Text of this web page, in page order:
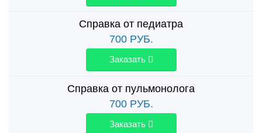
Справка от педиатра
700РУБ.
Заказать
Справка от пульмонолога
700РУБ.
Заказать